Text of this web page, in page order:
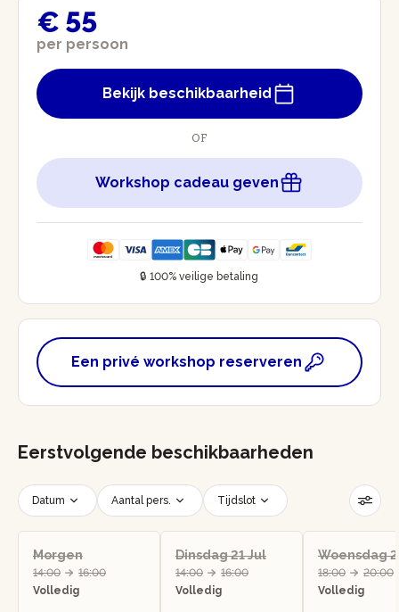
€ 55
per persoon
Bekijk beschikbaarheid
OF
Workshop cadeau geven
🔒 100% veilige betaling
Een privé workshop reserveren
Eerstvolgende beschikbaarheden
Datum Aantal pers. Tijdslot
Filters resetten
Morgen
14:00
16:00
Volledig
Dinsdag 21 Jul
14:00
16:00
Volledig
Woensdag
18:00
20:00
Volledig